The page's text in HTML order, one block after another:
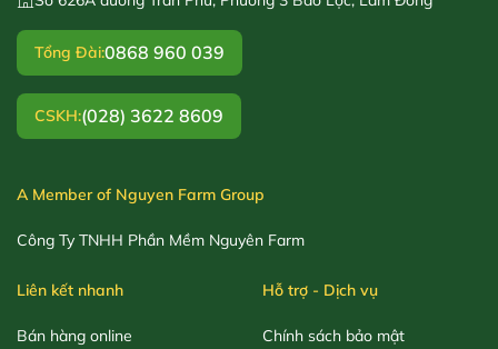
Tổng Đài:0868 960 039
CSKH:(028) 3622 8609
A Member of Nguyen Farm Group
Công Ty TNHH Phần Mềm Nguyên Farm
Liên kết nhanh
Bán hàng online
Hỗ trợ - Dịch vụ
Chính sách bảo mật